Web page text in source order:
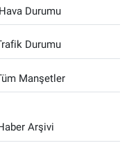
Hava Durumu
Durumu
Manşetler
Arşivi